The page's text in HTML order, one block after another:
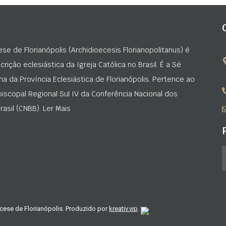
de Florianópolis (Archidioecesis Florianopolitanus) é
eclesiástica da Igreja Católica no Brasil. É a Sé
da Província Eclesiástica de Florianópolis. Pertence ao
Regional Sul IV da Conferência Nacional dos
(CNBB). Ler Mais
de Florianópolis. Produzido porkreativ.vip